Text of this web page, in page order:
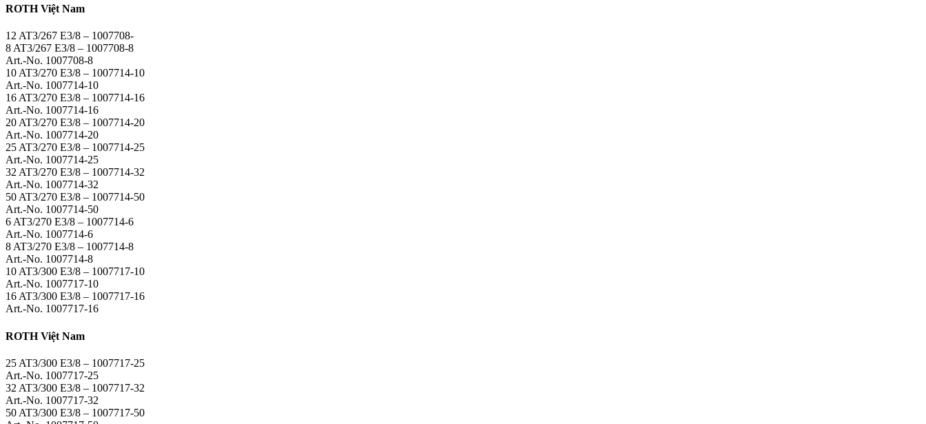
ROTH Việt Nam
12 AT3/267 E3/8 – 1007708-
8 AT3/267 E3/8 – 1007708-8
Art.-No. 1007708-8
10 AT3/270 E3/8 – 1007714-10
Art.-No. 1007714-10
16 AT3/270 E3/8 – 1007714-16
Art.-No. 1007714-16
20 AT3/270 E3/8 – 1007714-20
Art.-No. 1007714-20
25 AT3/270 E3/8 – 1007714-25
Art.-No. 1007714-25
32 AT3/270 E3/8 – 1007714-32
Art.-No. 1007714-32
50 AT3/270 E3/8 – 1007714-50
Art.-No. 1007714-50
6 AT3/270 E3/8 – 1007714-6
Art.-No. 1007714-6
8 AT3/270 E3/8 – 1007714-8
Art.-No. 1007714-8
10 AT3/300 E3/8 – 1007717-10
Art.-No. 1007717-10
16 AT3/300 E3/8 – 1007717-16
Art.-No. 1007717-16
ROTH Việt Nam
25 AT3/300 E3/8 – 1007717-25
Art.-No. 1007717-25
32 AT3/300 E3/8 – 1007717-32
Art.-No. 1007717-32
50 AT3/300 E3/8 – 1007717-50